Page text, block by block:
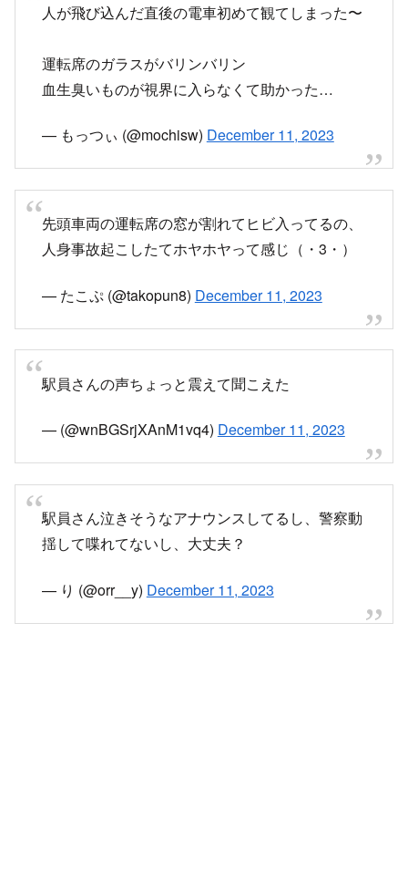
人が飛び込んだ直後の電車初めて観てしまった〜
運転席のガラスがバリンバリン
血生臭いものが視界に入らなくて助かった…
— もっつぃ (@mochisw) December 11, 2023
先頭車両の運転席の窓が割れてヒビ入ってるの、
人身事故起こしたてホヤホヤって感じ（・3・）
— たこぷ (@takopun8) December 11, 2023
駅員さんの声ちょっと震えて聞こえた
— (@wnBGSrjXAnM1vq4) December 11, 2023
駅員さん泣きそうなアナウンスしてるし、警察動
揺して喋れてないし、大丈夫？
— り (@orr__y) December 11, 2023